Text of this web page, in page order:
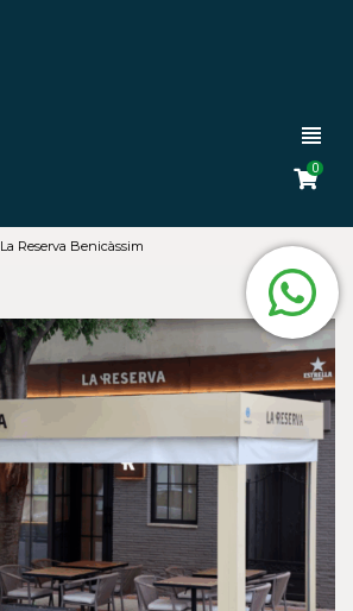
0
La Reserva Benicàssim